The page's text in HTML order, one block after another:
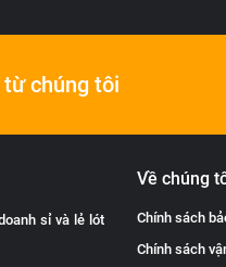
chúng tôi
sỉ và lẻ lót
Về chúng
Chính sách
Chính sách